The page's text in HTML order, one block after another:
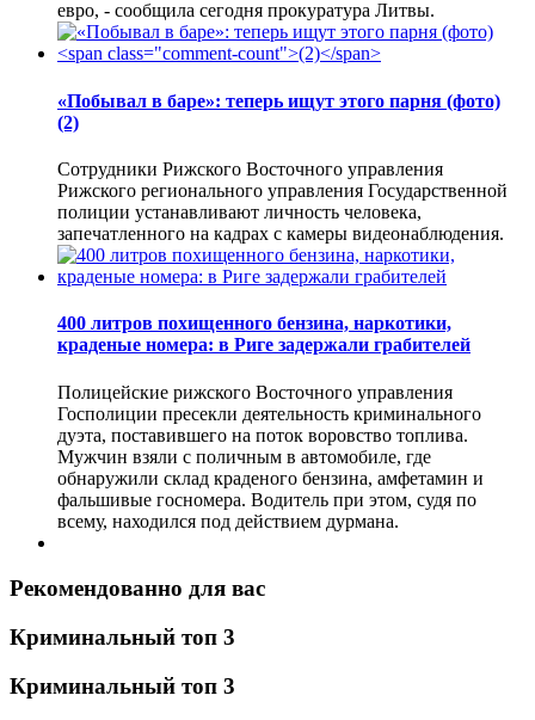
евро, - сообщила сегодня прокуратура Литвы.
«Побывал в баре»: теперь ищут этого парня (фото)
(2)
Сотрудники Рижского Восточного управления
Рижского регионального управления Государственной
полиции устанавливают личность человека,
запечатленного на кадрах с камеры видеонаблюдения.
400 литров похищенного бензина, наркотики,
краденые номера: в Риге задержали грабителей
Полицейские рижского Восточного управления
Госполиции пресекли деятельность криминального
дуэта, поставившего на поток воровство топлива.
Мужчин взяли с поличным в автомобиле, где
обнаружили склад краденого бензина, амфетамин и
фальшивые госномера. Водитель при этом, судя по
всему, находился под действием дурмана.
Рекомендованно для вас
Криминальный топ 3
Криминальный топ 3